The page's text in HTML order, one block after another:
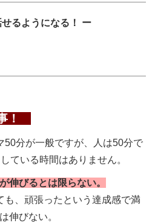
るようになる！ ー
！
50分が一般ですが、人は50分で
ている時間はありません。
伸びるとは限らない。
も、頑張ったという達成感で満
伸びない。